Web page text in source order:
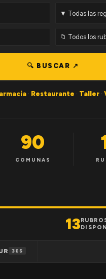
🔍 BUSCAR ↗
· Restaurante · Taller ·
90
COMUNAS
13
365